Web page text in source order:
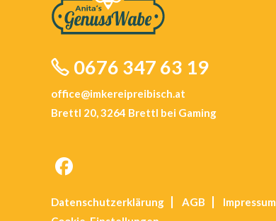
0676 347 63 19
office@imkereipreibisch.at
Brettl 20, 3264 Brettl bei Gaming
in
Datenschutz­erklärung AGB
Impressum